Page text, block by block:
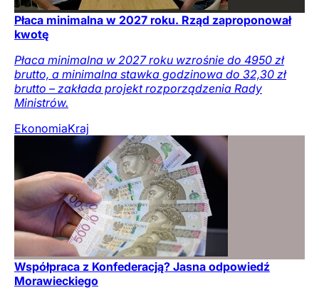
Płaca minimalna w 2027 roku. Rząd zaproponował
kwotę
Płaca minimalna w 2027 roku wzrośnie do 4950 zł
brutto, a minimalna stawka godzinowa do 32,30 zł
brutto – zakłada projekt rozporządzenia Rady
Ministrów.
EkonomiaKraj
Współpraca z Konfederacją? Jasna odpowiedź
Morawieckiego